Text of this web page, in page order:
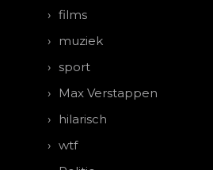
films
muziek
sport
Max Verstappen
hilarisch
wtf